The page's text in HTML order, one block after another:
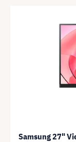
Samsung 27"